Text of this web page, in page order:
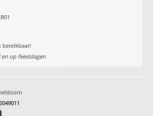
bereikbaar!
op feestdagen